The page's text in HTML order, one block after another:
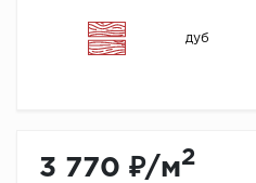
дуб
3 770 ₽/м2